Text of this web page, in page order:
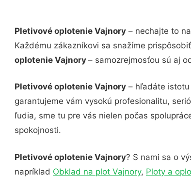
Pletivové oplotenie Vajnory – nechajte to
Každému zákazníkovi sa snažíme
oplotenie Vajnory – samozrejmosťou sú aj
Pletivové oplotenie Vajnory – hľadáte
garantujeme vám vysokú profesionalitu,
ľudia, sme tu pre vás nielen počas
spokojnosti.
Pletivové oplotenie Vajnory? S nami sa o
napríklad Obklad na plot Vajnory, Ploty a